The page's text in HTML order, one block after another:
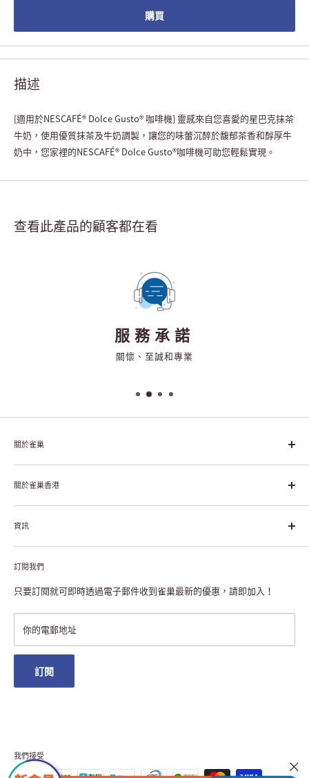
購買
描述
[適用於NESCAFÉ® Dolce Gusto® 咖啡機] 靈感來自您喜愛的星巴克抹茶
牛奶，使用優質抹茶及牛奶調製，讓您的味蕾沉醉於馥郁茶香和醇厚牛
奶中，您家裡的NESCAFÉ® Dolce Gusto®咖啡機可助您輕鬆實現。
查看此產品的顧客都在看
服務承諾
關懷、至誠和專業
關於雀巢
雀巢集團起源於1866年的瑞士，目前是全球領先的「營養、健康、
幸福生活」企業。雀巢的目標是「我們充分發掘食品的力量，提升
關於雀巢香港
關於雀巢香港
雀巢香港創造共享價值
聯絡我們
私隱聲明
註冊NESCAFÉ® Dolce Gusto®咖啡機
資訊
付款及送貨
退貨或更換
常見問題
雀巢會員獎賞
澳門地區送貨
訂閱我們
只要訂閱就可即時透過電子郵件收到雀巢最新的優惠，請即加入！
你的電郵地址
訂閱
我們接受